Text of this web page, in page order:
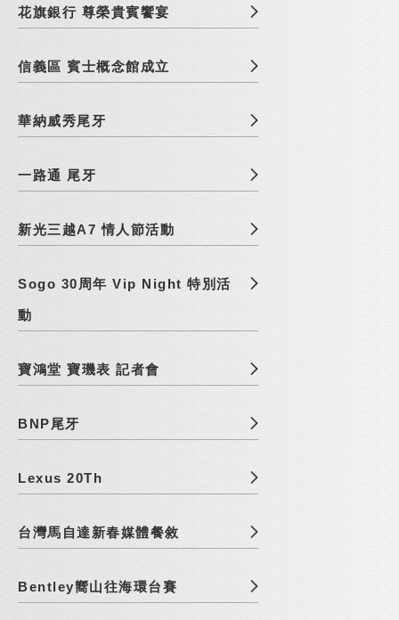
花旗銀行 尊榮貴賓饗宴
信義區 賓士概念館成立
華納威秀尾牙
一路通 尾牙
新光三越A7 情人節活動
Sogo 30周年 Vip Night 特別活
動
寶鴻堂 寶璣表 記者會
BNP尾牙
Lexus 20Th
台灣馬自達新春媒體餐敘
Bentley嚮山往海環台賽